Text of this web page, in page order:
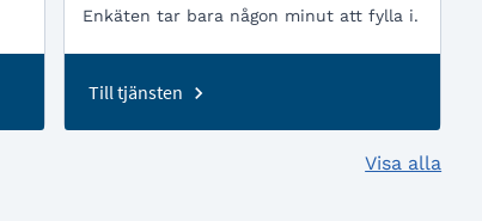
Enkäten tar bara någon minut att fylla i.
Till tjänsten
Visa alla